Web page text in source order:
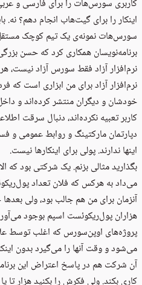
کاربری سورس‌هات را برای فارسی و
اینکار را برای گیت‌هاب انجام دهم؟ نه.
سورس‌هات نمونه‌ی یک تیم کوچک
برنامه‌نویسان همکاری کرد که حسن
نرم‌افزار آزاد فقط سورس آزاد نیست،
نرم‌افزار آزاد برای من ابزاری است که
خودشان و دیگران منتشر کرده‌اند و
کاربر تعبیه نکرده‌اند، دنبال سرقت
دپارتمان مارکتینگ و روابط عمومی و
اینها ندارند. پولی برای اینکارها نیست.
بگذارید مثالی بزنم. یک شرکتی بود
می‌داد به هرکس که فلان تعداد
آنزمان برای من هم جالب بود، ولی
هزاران پول‌ریکوئست اسپم بوجود
پروژه‌های اوپن‌سورس که اغلب توسط
می‌شود و وقت آنها را می‌گیرد بدون
آن شرکت هم در پاسخ اعتراض این
کاری بکند. ولی فکرش را بکنید هزار